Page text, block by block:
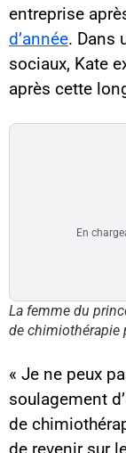
entreprise
d’année. Dans
sociaux, Kate
après cette
En
La femme du
de chimiothérapie
« Je ne peux
soulagement
de
de revenir sur